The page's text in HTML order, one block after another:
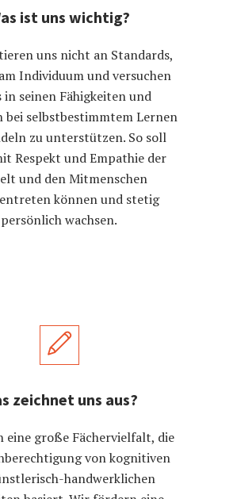
ist uns wichtig?
uns nicht an Standards,
Individuum und versuchen
in seinen Fähigkeiten und
bei selbstbestimmtem Lernen
zu unterstützen. So soll
Respekt und Empathie der
und den Mitmenschen
können und stetig
persönlich wachsen.
zeichnet uns aus?
eine große Fächervielfalt, die
von kognitiven
handwerklichen